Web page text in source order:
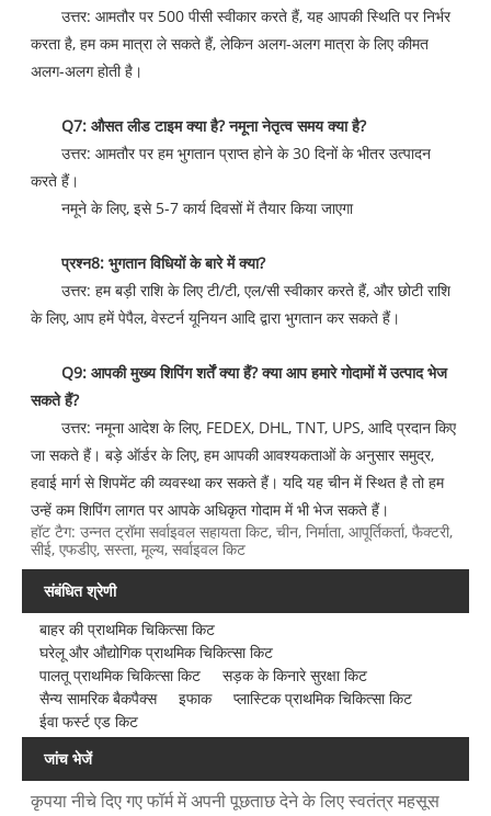
उत्तर: आमतौर पर 500 पीसी स्वीकार करते हैं, यह आपकी स्थिति पर निर्भर
करता है, हम कम मात्रा ले सकते हैं, लेकिन अलग-अलग मात्रा के लिए कीमत
अलग-अलग होती है।
Q7: औसत लीड टाइम क्या है? नमूना नेतृत्व समय क्या है?
उत्तर: आमतौर पर हम भुगतान प्राप्त होने के 30 दिनों के भीतर उत्पादन
करते हैं।
नमूने के लिए, इसे 5-7 कार्य दिवसों में तैयार किया जाएगा
प्रश्न8: भुगतान विधियों के बारे में क्या?
उत्तर: हम बड़ी राशि के लिए टी/टी, एल/सी स्वीकार करते हैं, और छोटी राशि
के लिए, आप हमें पेपैल, वेस्टर्न यूनियन आदि द्वारा भुगतान कर सकते हैं।
Q9: आपकी मुख्य शिपिंग शर्तें क्या हैं? क्या आप हमारे गोदामों में उत्पाद भेज
सकते हैं?
उत्तर: नमूना आदेश के लिए, FEDEX, DHL, TNT, UPS, आदि प्रदान किए
जा सकते हैं। बड़े ऑर्डर के लिए, हम आपकी आवश्यकताओं के अनुसार समुद्र,
हवाई मार्ग से शिपमेंट की व्यवस्था कर सकते हैं। यदि यह चीन में स्थित है तो हम
उन्हें कम शिपिंग लागत पर आपके अधिकृत गोदाम में भी भेज सकते हैं।
हॉट टैग: उन्नत ट्रॉमा सर्वाइवल सहायता किट, चीन, निर्माता, आपूर्तिकर्ता, फैक्टरी,
सीई, एफडीए, सस्ता, मूल्य, सर्वाइवल किट
संबंधित श्रेणी
बाहर की प्राथमिक चिकित्सा किट
घरेलू और औद्योगिक प्राथमिक चिकित्सा किट
पालतू प्राथमिक चिकित्सा किट
सड़क के किनारे सुरक्षा किट
सैन्य सामरिक बैकपैक्स
इफाक
प्लास्टिक प्राथमिक चिकित्सा किट
ईवा फर्स्ट एड किट
जांच भेजें
कृपया नीचे दिए गए फॉर्म में अपनी पूछताछ देने के लिए स्वतंत्र महसूस